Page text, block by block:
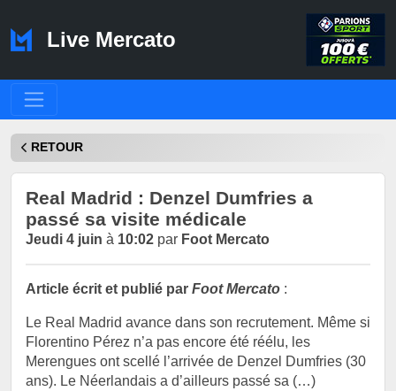
Live Mercato
RETOUR
Real Madrid : Denzel Dumfries a
passé sa visite médicale
Jeudi 4 juin à 10:02 par Foot Mercato
Article écrit et publié par Foot Mercato :
Le Real Madrid avance dans son recrutement. Même si
Florentino Pérez n’a pas encore été réélu, les
Merengues ont scellé l’arrivée de Denzel Dumfries (30
ans). Le Néerlandais a d’ailleurs passé sa (…)